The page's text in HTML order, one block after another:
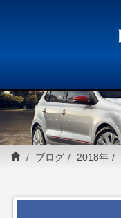
ブログ 2018年